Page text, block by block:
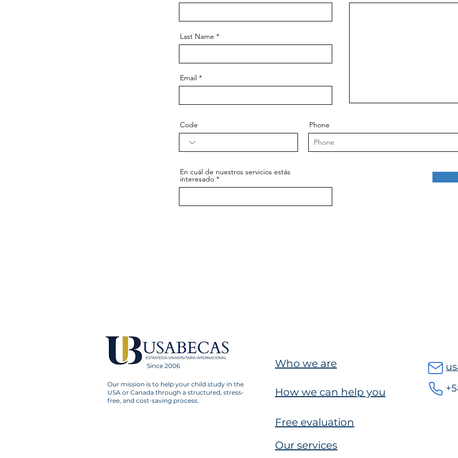
Last Name
Email
Code Phone
En cuál de nuestros servicios estás
interesado
Our mission is to help your child study in the
USA or Canada through a structured, stress-
free, and cost-saving process.
Since 2006 Who we are
How we can help you
Free evaluation
Our services